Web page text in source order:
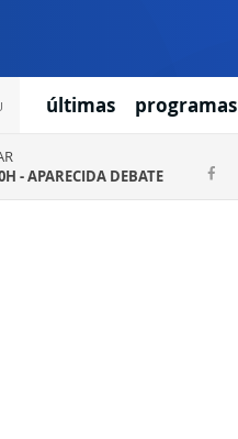
últimas programas
-APARECIDA DEBATE